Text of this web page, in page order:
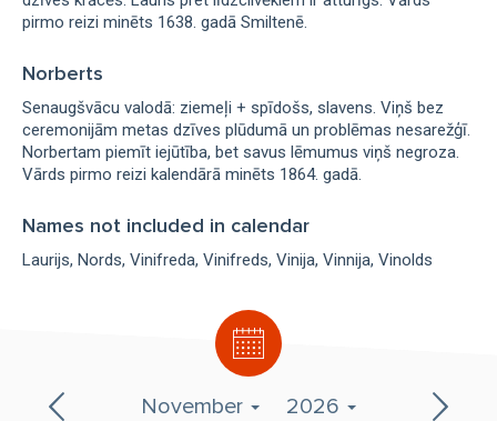
November 2026
pirmo reizi minēts 1638. gadā Smiltenē.
Norberts
Senaugšvācu valodā: ziemeļi + spīdošs, slavens. Viņš bez
ceremonijām metas dzīves plūdumā un problēmas nesarežģī.
Norbertam piemīt iejūtība, bet savus lēmumus viņš negroza.
Vārds pirmo reizi kalendārā minēts 1864. gadā.
Names not included in calendar
Laurijs Nords Vinifreda Vinifreds Vinija Vinnija Vinolds